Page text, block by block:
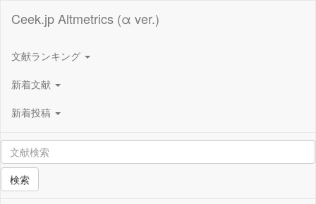
Ceek.jp Altmetrics (α ver.)
文献ランキング
新着文献
新着投稿
検索